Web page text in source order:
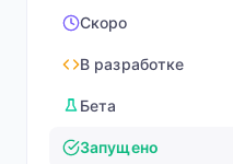
Скоро
В разработке
Бета
Запущено